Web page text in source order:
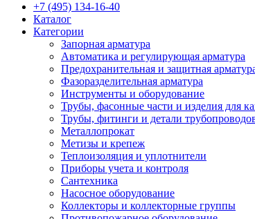
+7 (495) 134-16-40
Каталог
Категории
Запорная арматура
Автоматика и регулирующая арматура
Предохранительная и защитная
Фазоразделительная арматура
Инструменты и оборудование
Трубы, фасонные части и изделия для
Трубы, фитинги и детали
Металлопрокат
Метизы и крепеж
Теплоизоляция и уплотнители
Приборы учета и контроля
Сантехника
Насосное оборудование
Коллекторы и коллекторные группы